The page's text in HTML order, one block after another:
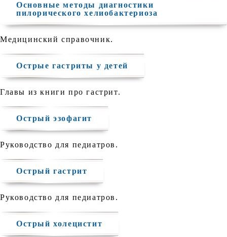
Основные методы диагностики
пилорического хелиобактериоза
Медицинский справочник.
Острые гастриты у детей
Главы из книги про гастрит.
Острый эзофагит
Руководство для педиатров.
Острый гастрит
Руководство для педиатров.
Острый холецистит